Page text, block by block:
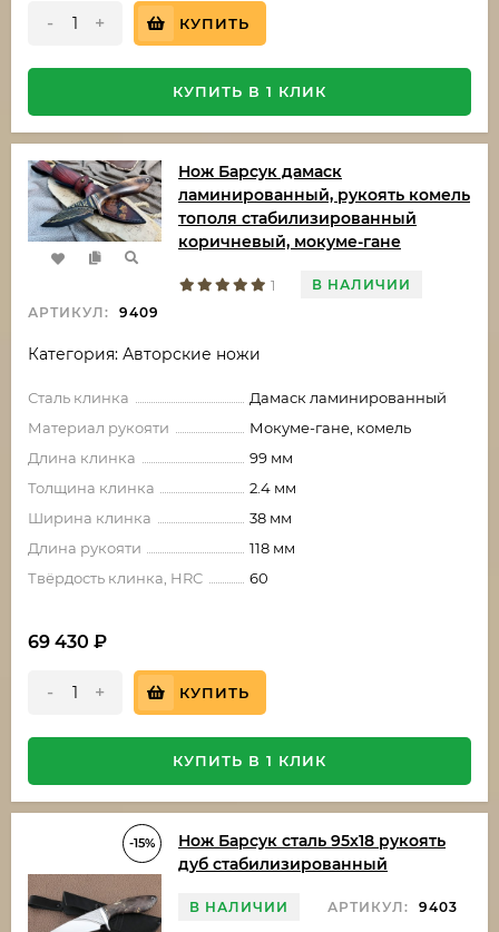
- + КУПИТЬ
КУПИТЬ В 1 КЛИК
Нож Барсук дамаск
ламинированный, рукоять комель
тополя стабилизированный
коричневый, мокуме-гане
1
В НАЛИЧИИ
АРТИКУЛ:
9409
Категория: Авторские ножи
Сталь клинка
Дамаск ламинированный
Материал рукояти
Мокуме-гане, комель
Длина клинка
99 мм
Толщина клинка
2.4 мм
Ширина клинка
38 мм
Длина рукояти
118 мм
Твёрдость клинка, HRC
60
69 430 ₽
- + КУПИТЬ
КУПИТЬ В 1 КЛИК
-15%
Нож Барсук сталь 95х18 рукоять
дуб стабилизированный
В НАЛИЧИИ АРТИКУЛ: 9403